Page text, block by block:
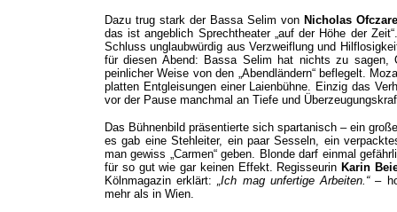
Dazu trug stark der Bassa Selim von Nicholas
das ist angeblich Sprechtheater „auf der Höhe der
Schluss unglaubwürdig aus Verzweiflung und
für diesen Abend: Bassa Selim hat nichts zu
peinlicher Weise von den „Abendländern“ beflegelt.
platten Entgleisungen einer Laienbühne. Einzig das
vor der Pause manchmal an Tiefe und
Das Bühnenbild präsentierte sich spartanisch – ein
es gab eine Stehleiter, ein paar Sesseln, ein
man gewiss „Carmen“ geben. Blonde darf einmal
für so gut wie gar keinen Effekt. Regisseurin Karin
Kölnmagazin erklärt:„Ich mag unfertige Arbeiten.“–
mehr als in Wien.